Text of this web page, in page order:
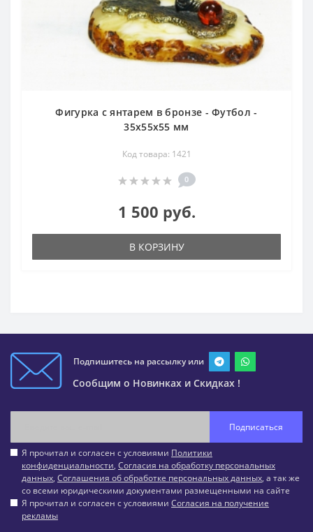
Фигурка с янтарем в бронзе - Футбол -
35х55х55 мм
Код товара: 1421
0
1 500 руб.
В КОРЗИНУ
Подпишитесь на рассылку или
Сообщим о Новинках и Скидках !
Подписаться
Я прочитал и согласен с условиями Политики
конфиденциальности, Согласия на обработку персональных
данных, Соглашения об обработке персональных данных, а так же
со всеми юридическими документами размещенными на сайте
Я прочитал и согласен с условиями Согласия на получение
рекламы